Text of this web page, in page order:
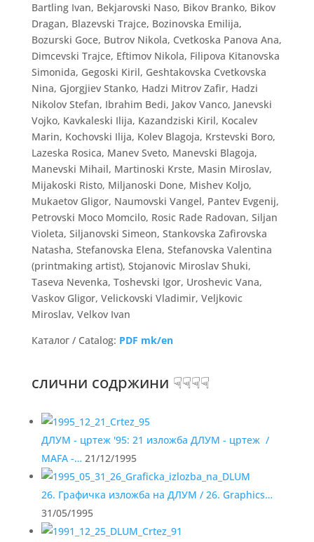
Bartling Ivan, Bekjarovski Naso, Bikov Branko, Bikov
Dragan, Blazevski Trajce, Bozinovska Emilija,
Bozurski Goce, Butrov Nikola, Cvetkoska Panova Ana,
Dimcevski Trajce, Eftimov Nikola, Filipova Kitanovska
Simonida, Gegoski Kiril, Geshtakovska Cvetkovska
Nina, Gjorgjiev Stanko, Hadzi Mitrov Zafir, Hadzi
Nikolov Stefan, Ibrahim Bedi, Jakov Vanco, Janevski
Vojko, Kavkaleski Ilija, Kazandziski Kiril, Kocalev
Marin, Kochovski Ilija, Kolev Blagoja, Krstevski Boro,
Lazeska Rosica, Manev Sveto, Manevski Blagoja,
Manevski Mihail, Martinoski Krste, Masin Miroslav,
Mijakoski Risto, Miljanoski Done, Mishev Koljo,
Mukaetov Gligor, Naumovski Vangel, Pantev Evgenij,
Petrovski Moco Momcilo, Rosic Rade Radovan, Siljan
Violeta, Siljanovski Simeon, Stankovska Zafirovska
Natasha, Stefanovska Elena, Stefanovska Valentina
(printmaking artist), Stojanovic Miroslav Shuki,
Taseva Nevenka, Toshevski Igor, Uroshevic Vana,
Vaskov Gligor, Velickovski Vladimir, Veljkovic
Miroslav, Velkov Ivan
Каталог / Catalog: PDF mk/en
слични содржини ☟☟☟☟
ДЛУМ - цртеж '95: 21 изложба ДЛУМ - цртеж /
MAFA -… 21/12/1995
26. Графичка изложба на ДЛУМ / 26. Graphics…
31/05/1995